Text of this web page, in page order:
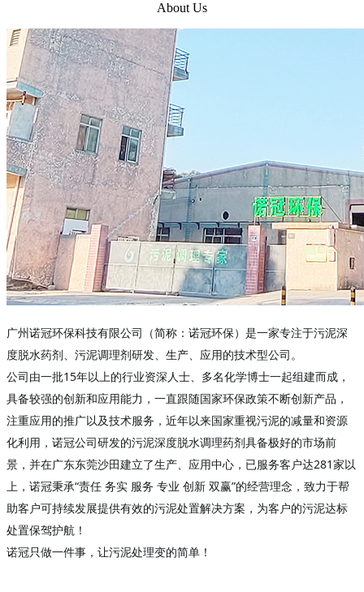
About Us
广州诺冠环保科技有限公司（简称：诺冠环保）是一家专注于污泥深
度脱水药剂、污泥调理剂研发、生产、应用的技术型公司。
公司由一批15年以上的行业资深人士、多名化学博士一起组建而成，
具备较强的创新和应用能力，一直跟随国家环保政策不断创新产品，
注重应用的推广以及技术服务，近年以来国家重视污泥的减量和资源
化利用，诺冠公司研发的污泥深度脱水调理药剂具备极好的市场前
景，并在广东东莞沙田建立了生产、应用中心，已服务客户达281家以
上，诺冠秉承“责任 务实 服务 专业 创新 双赢”的经营理念，致力于帮
助客户可持续发展提供有效的污泥处置解决方案，为客户的污泥达标
处置保驾护航！
诺冠只做一件事，让污泥处理变的简单！